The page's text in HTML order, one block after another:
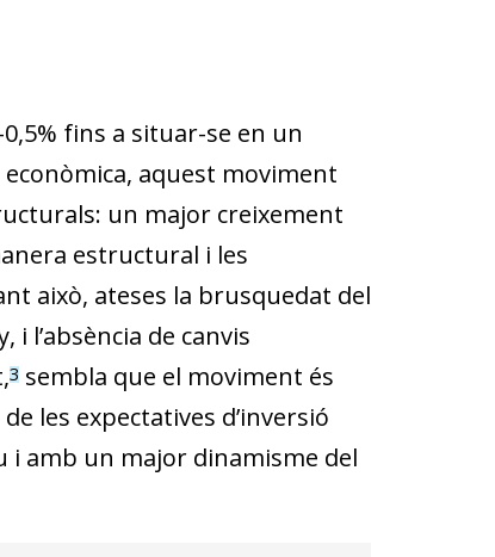
fins a situar-se en un
aquest moviment
un major creixement
estructural i les
això, ateses la brusquedat del
l’absència de canvis
3sembla que el moviment és
les expectatives d’inversió
i amb un major dinamisme del